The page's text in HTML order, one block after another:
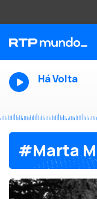
Há Volta
#Marta